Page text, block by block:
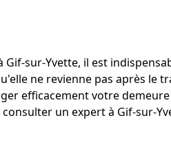
sur-Yvette, il est
ne revienne pas après le
efficacement votre
un expert à Gif-sur-